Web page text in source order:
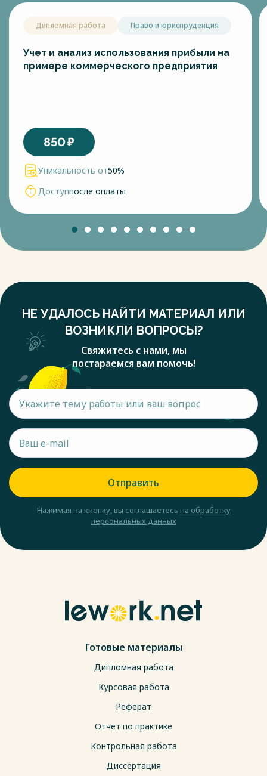
Дипломная работа Право и юриспруденция
Учет и анализ использования прибыли на
примере коммерческого предприятия
850₽
Уникальность от50%
Доступпосле оплаты
НЕ УДАЛОСЬ НАЙТИ МАТЕРИАЛ ИЛИ
ВОЗНИКЛИ ВОПРОСЫ?
Свяжитесь с нами, мы
постараемся вам помочь!
Отправить
Нажимая на кнопку, вы соглашаетесь на обработку
персональных данных
Готовые материалы
Дипломная работа
Курсовая работа
Реферат
Отчет по практике
Контрольная работа
Диссертация